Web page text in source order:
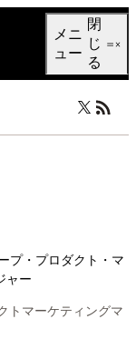
メニ
ュー
閉
じ
る
プ・プロダクト・マ
ャー
トマーケティングマ